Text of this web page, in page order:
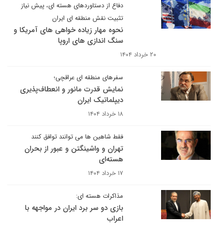
دفاع از دستاوردهای هسته ای، پیش نیاز
تثبیت نقش منطقه ای ایران
نحوه مهار زیاده خواهی های آمریکا و
سنگ اندازی های اروپا
۲۰ خرداد ۱۴۰۴
سفرهای منطقه ای عراقچی؛
نمایش قدرت مانور و انعطاف‌پذیری
دیپلماتیک ایران
۱۸ خرداد ۱۴۰۴
فقط شاهین ها می توانند توافق کنند
تهران و واشینگتن و عبور از بحران
هسته‌ای
۱۷ خرداد ۱۴۰۴
مذاکرات هسته ای:
بازی دو سر برد ایران در مواجهه با
اعراب